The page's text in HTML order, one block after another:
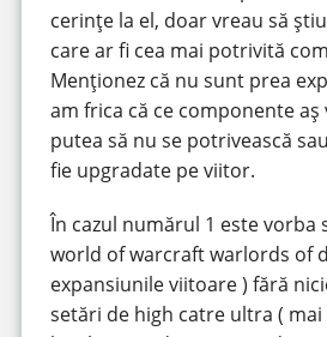
cerințe la el, doar vreau să
care ar fi cea mai potrivită
Menționez că nu sunt prea
am frica că ce componente aș
putea să nu se potrivească
fie upgradate pe viitor.
În cazul numărul 1 este vorba
world of warcraft warlords of
expansiunile viitoare ) fără
setări de high catre ultra ( mai